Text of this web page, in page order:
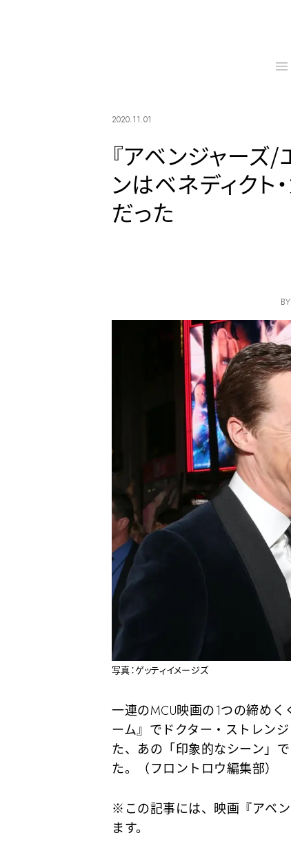
2020.11.01
『アベンジャーズ
ンはベネディクト
だった
写真：ゲッティイメージズ
一連のMCU映画の1つの締め
ーム』でドクター・ストレン
た、あの「印象的なシーン」
た。（フロントロウ編集部）
※この記事には、映画『アベ
ます。